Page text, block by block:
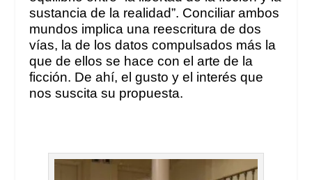
sustancia de la realidad”. Conciliar ambos
mundos implica una reescritura de dos
vías, la de los datos compulsados más la
que de ellos se hace con el arte de la
ficción. De ahí, el gusto y el interés que
nos suscita su propuesta.